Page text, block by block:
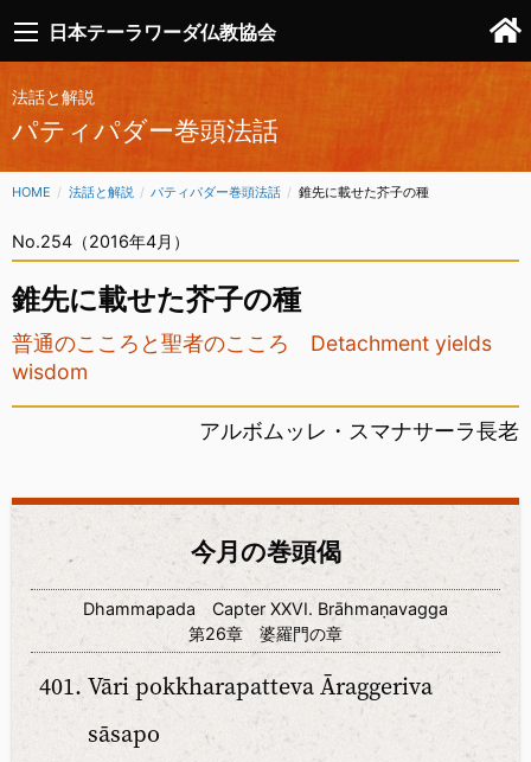
日本テーラワーダ仏教協会
法話と解説
パティパダー巻頭法話
HOME 法話と解説 パティパダー巻頭法話 CURRENT:
錐先に載せた芥子の種
No.254（2016年4月）
錐先に載せた芥子の種
普通のこころと聖者のこころ Detachment yields
wisdom
アルボムッレ・スマナサーラ長老
今月の巻頭偈
Dhammapada Capter XXVI. Brāhmaṇavagga
第26章 婆羅門の章
Vāri pokkharapatteva Āraggeriva
sāsapo